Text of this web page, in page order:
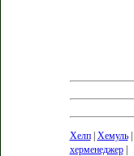
Хелп| Хемуль|
херменеджер|